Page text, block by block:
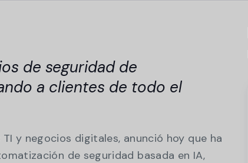
cumplimiento de múltiples marcos.
Refuerce la resistencia de la organización con
la solución más rentable para la continuidad
del negocio.
Centro de
de seguridad de
a clientes de todo el
y negocios digitales, anunció hoy que ha
de seguridad basada en IA,